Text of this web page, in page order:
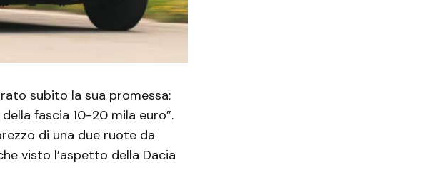
subito la sua promessa:
fascia 10-20 mila euro”.
di una due ruote da
visto l’aspetto della Dacia